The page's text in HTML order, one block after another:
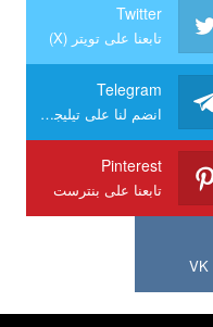
Twitter
تابعنا على تويتر (X)
Telegram
انضم لنا على تيليجرام
Pinterest
تابعنا على بنترست